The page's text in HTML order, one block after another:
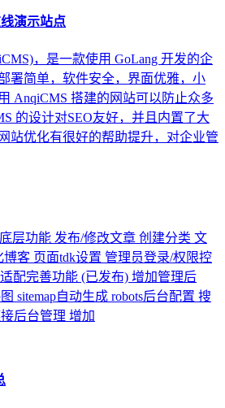
演示站点
，是一款使用 GoLang 开发的企
署简单，软件安全，界面优雅，小
AnqiCMS 搭建的网站可以防止众多
的设计对SEO友好，并且内置了大
站优化有很好的帮助提升，对企业管
层功能 发布/修改文章 创建分类 文
客 页面tdk设置 管理员登录/权限控
配完善功能 (已发布) 增加管理后
sitemap自动生成 robots后台配置 搜
后台管理 增加